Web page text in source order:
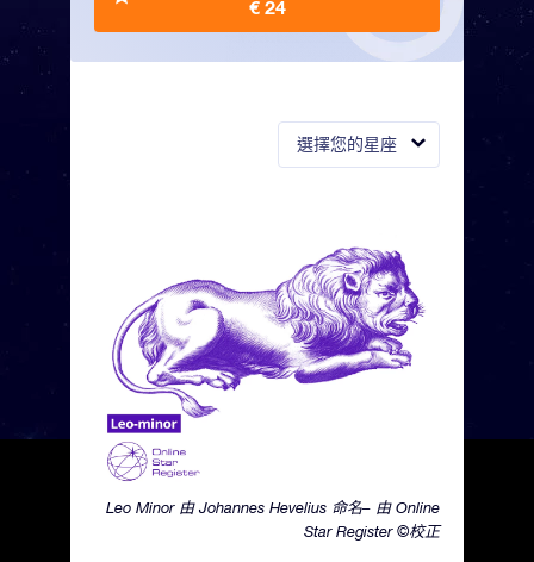
選擇您的星座
Leo Minor 由 Johannes Hevelius 命名– 由 Online
Star Register ©校正
€ 24